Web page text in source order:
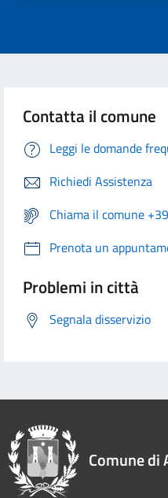
Contatta il comune
Leggi le domande
Richiedi Assistenza
Chiama il comune
Prenota un
Problemi in città
Segnala disservizio
Comune di